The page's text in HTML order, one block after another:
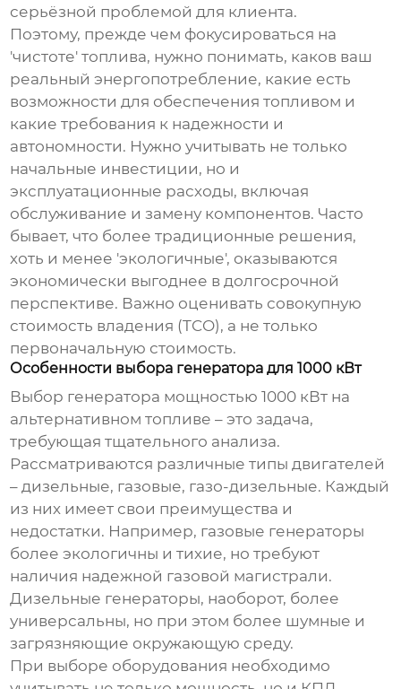
серьёзной проблемой для клиента.
Поэтому, прежде чем фокусироваться на
'чистоте' топлива, нужно понимать, каков ваш
реальный энергопотребление, какие есть
возможности для обеспечения топливом и
какие требования к надежности и
автономности. Нужно учитывать не только
начальные инвестиции, но и
эксплуатационные расходы, включая
обслуживание и замену компонентов. Часто
бывает, что более традиционные решения,
хоть и менее 'экологичные', оказываются
экономически выгоднее в долгосрочной
перспективе. Важно оценивать совокупную
стоимость владения (TCO), а не только
первоначальную стоимость.
Особенности выбора генератора для 1000 кВт
Выбор генератора мощностью1000 кВт на
альтернативном топливе – это задача,
требующая тщательного анализа.
Рассматриваются различные типы двигателей
– дизельные, газовые, газо-дизельные. Каждый
из них имеет свои преимущества и
недостатки. Например, газовые генераторы
более экологичны и тихие, но требуют
наличия надежной газовой магистрали.
Дизельные генераторы, наоборот, более
универсальны, но при этом более шумные и
загрязняющие окружающую среду.
При выборе оборудования необходимо